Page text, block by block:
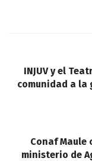
INJUV y el
comunidad a la
Conaf Maule
ministerio de